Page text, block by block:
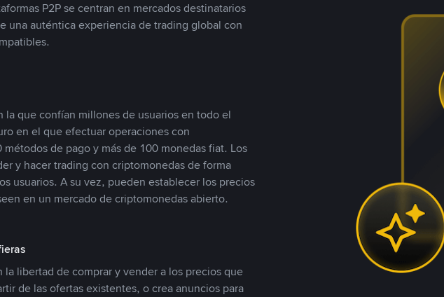
P2P se centran en mercados destinatarios
una auténtica experiencia de trading global con
la que confían millones de usuarios en todo el
en el que efectuar operaciones con
de pago y más de 100 monedas fiat. Los
y hacer trading con criptomonedas de forma
usuarios. A su vez, pueden establecer los precios
en un mercado de criptomonedas abierto.
libertad de comprar y vender a los precios que
de las ofertas existentes, o crea anuncios para